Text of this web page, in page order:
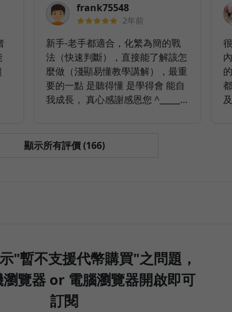
frank75548
2年前
新手-老手都適合，化繁為簡的戰
法（快速判斷），直接能了解該怎
麼做（淺顯易懂教學講解），最重
要的一點 是聽得懂 是學得會 能自
我成長， 真心感謝感恩您 ^_____^
顯示所有評價 (166)
"暫不支援代幣購買"之問題，
覽器 or 電腦瀏覽器開啟即可
訂閱